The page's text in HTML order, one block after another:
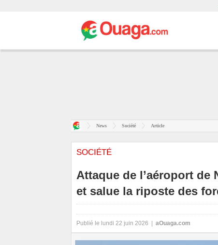
News Société Article
SOCIÉTÉ
Attaque de l’aéroport de
et salue la riposte des
Publié le lundi 22 juin 2026 | aOuaga.com